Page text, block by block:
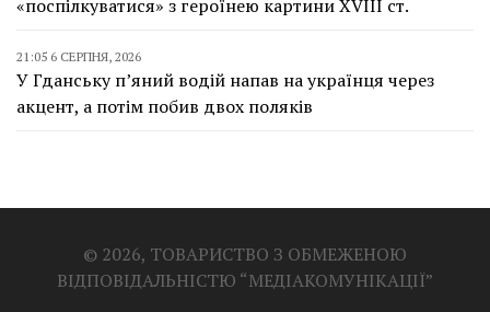
«поспілкуватися» з героїнею картини XVIII ст.
21:05 6 СЕРПНЯ, 2026
У Гданську п’яний водій напав на українця через
акцент, а потім побив двох поляків
© 2026, ТОВАРИСТВО З ОБМЕЖЕНОЮ
ВІДПОВІДАЛЬНІСТЮ “МЕДІАКОМУНІКАЦІЇ”